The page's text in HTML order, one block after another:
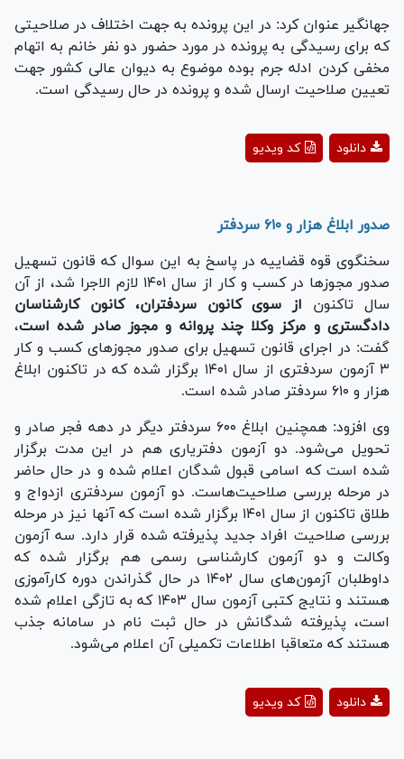
جهانگیر عنوان کرد: در این پرونده به جهت اختلاف در صلاحیتی
که برای رسیدگی به پرونده در مورد حضور دو نفر خانم به اتهام
مخفی کردن ادله جرم بوده موضوع به دیوان عالی کشور جهت
تعیین صلاحیت ارسال شده و پرونده در حال رسیدگی است.
Playکد ویدیو دانلود
صدور ابلاغ هزار و ۶۱۰ سردفتر
سخنگوی قوه قضاییه در پاسخ به این سوال که قانون تسهیل
صدور مجوز‌ها در کسب و کار از سال ۱۴۰۱ لازم الاجرا شد، از آن
سال تاکنون از سوی کانون سردفتران، کانون کارشناسان
دادگستری و مرکز وکلا چند پروانه و مجوز صادر شده است،
گفت: در اجرای قانون تسهیل برای صدور مجوز‌های کسب و کار
۳ آزمون سردفتری از سال ۱۴۰۱ برگزار شده که در تاکنون ابلاغ
هزار و ۶۱۰ سردفتر صادر شده است.
وی افزود: همچنین ابلاغ ۶۰۰ سردفتر دیگر در دهه فجر صادر و
تحویل می‌شود. دو آزمون دفتریاری هم در این مدت برگزار
شده است که اسامی قبول شدگان اعلام شده و در حال حاضر
در مرحله بررسی صلاحیت‌هاست. دو آزمون سردفتری ازدواج و
طلاق تاکنون از سال ۱۴۰۱ برگزار شده است که آنها نیز در مرحله
بررسی صلاحیت افراد جدید پذیرفته شده قرار دارد. سه آزمون
وکالت و دو آزمون کارشناسی رسمی هم برگزار شده که
داوطلبان آزمون‌های سال ۱۴۰۲ در حال گذراندن دوره کارآموزی
هستند و نتایج کتبی آزمون سال ۱۴۰۳ که به تازگی اعلام شده
است، پذیرفته شدگانش در حال ثبت نام در سامانه جذب
هستند که متعاقبا اطلاعات تکمیلی آن اعلام می‌شود.
Playکد ویدیو دانلود